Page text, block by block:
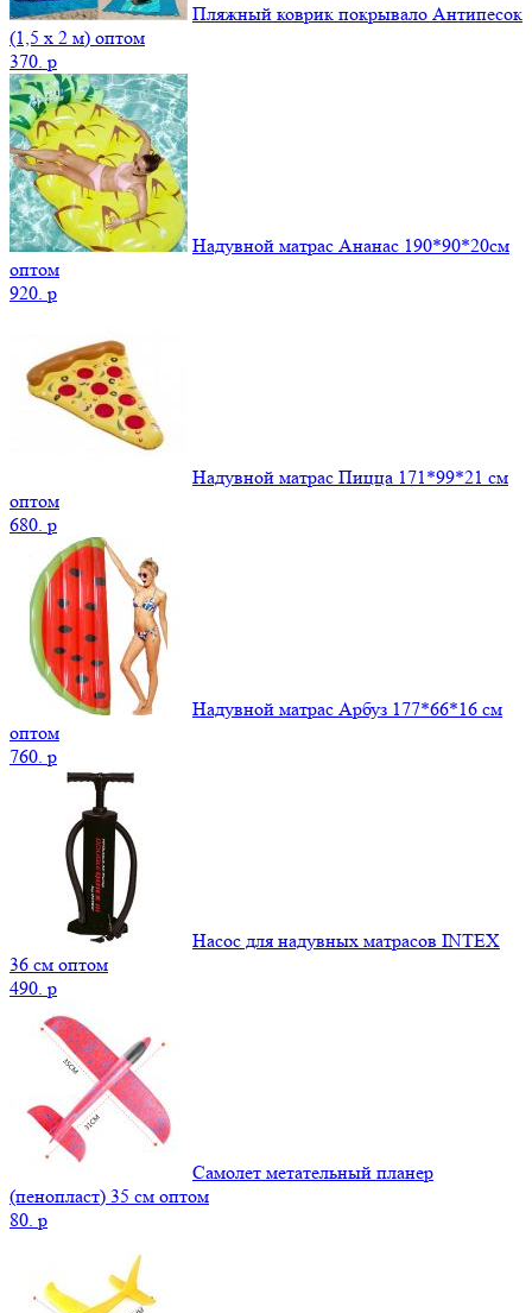
Пляжный коврик покрывало Антипесок
(1,5 х 2 м) оптом
370. p
Надувной матрас Ананас 190*90*20см
оптом
920. p
Надувной матрас Пицца 171*99*21 см
оптом
680. p
Надувной матрас Арбуз 177*66*16 см
оптом
760. p
Насос для надувных матрасов INTEX
36 см оптом
490. p
Самолет метательный планер
(пенопласт) 35 см оптом
80. p